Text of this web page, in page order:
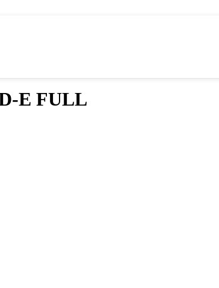
E FULL